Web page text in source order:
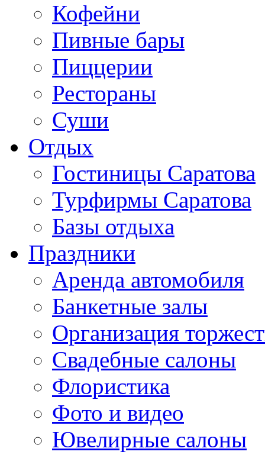
Кофейни
Пивные бары
Пиццерии
Рестораны
Суши
Отдых
Гостиницы Саратова
Турфирмы Саратова
Базы отдыха
Праздники
Аренда автомобиля
Банкетные залы
Организация
Свадебные салоны
Флористика
Фото и видео
Ювелирные салоны